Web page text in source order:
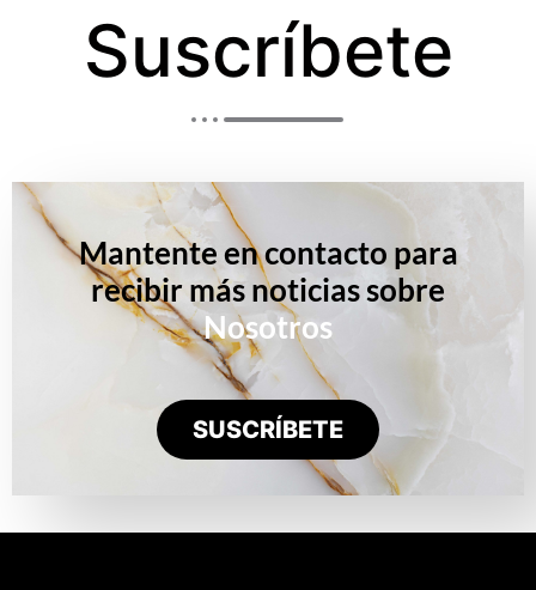
Suscríbete
Mantente en contacto para
recibir más noticias sobre
Nosotros
SUSCRÍBETE